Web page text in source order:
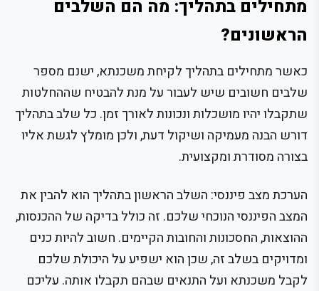
מתחילים בתהליך: מה הם השלבים
הראשונים?
כאשר מתחילים בתהליך לקיחת משכנתא, ישנם מספר
שלבים חשובים שיש לעבור על מנת להבטיח שההחלטות
שתקבלו יהיו מושכלות ונכונות לאורך זמן. כל שלב בתהליך
דורש הבנה מעמיקה ושיקול דעת, ולכן מומלץ לגשת אליו
בצורה מסודרת ומקצועית.
הערכת מצב פיננסי: השלב הראשון בתהליך הוא להבין את
המצב הפיננסי הנוכחי שלכם. זה כולל בדיקה של ההכנסות,
ההוצאות, החסכונות והחובות הקיימים. חשוב להיות כנים
ומדויקים בשלב זה, שכן הוא ישפיע על היכולת שלכם
לקבל משכנתא ועל התנאים שבהם תקבלו אותה. עליכם